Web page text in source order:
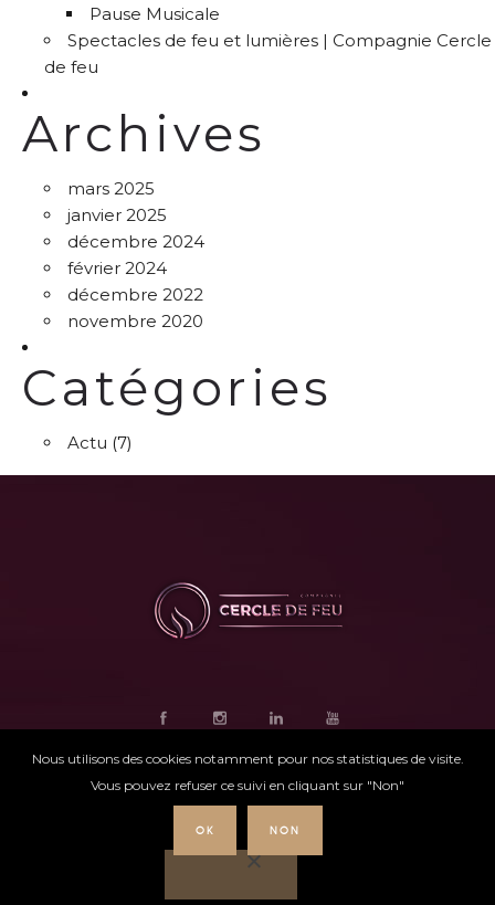
Pause Musicale
Spectacles de feu et lumières | Compagnie Cercle
de feu
Archives
mars 2025
janvier 2025
décembre 2024
février 2024
décembre 2022
novembre 2020
Catégories
Actu (7)
Nous utilisons des cookies notamment pour nos statistiques de visite.
Vous pouvez refuser ce suivi en cliquant sur "Non"
OK NON